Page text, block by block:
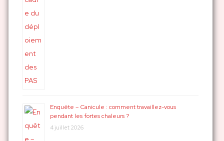
Enquête – Canicule : comment travaillez-vous
pendant les fortes chaleurs ?
4 juillet 2026